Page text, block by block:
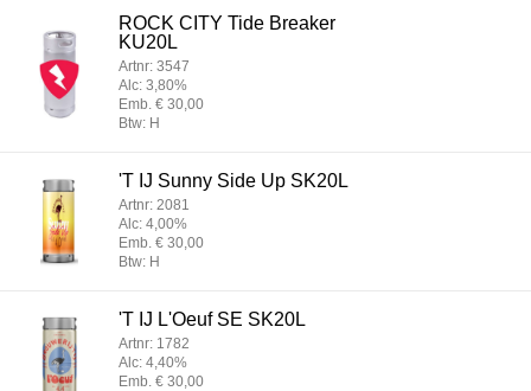
ROCK CITY Tide Breaker
KU20L
Artnr: 3547
Alc: 3,80%
Emb. € 30,00
Btw: H
'T IJ Sunny Side Up SK20L
Artnr: 2081
Alc: 4,00%
Emb. € 30,00
Btw: H
'T IJ L'Oeuf SE SK20L
Artnr: 1782
Alc: 4,40%
Emb. € 30,00